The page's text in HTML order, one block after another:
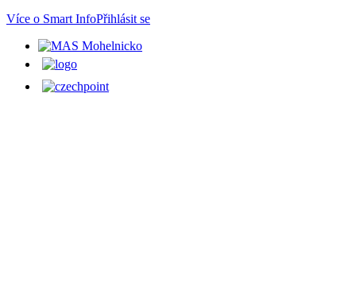
Více o Smart InfoPřihlásit se